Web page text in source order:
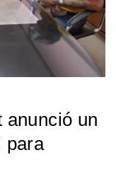
anunció un
para